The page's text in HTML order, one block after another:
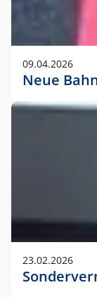
09.04.2026
Neue
23.02.2026